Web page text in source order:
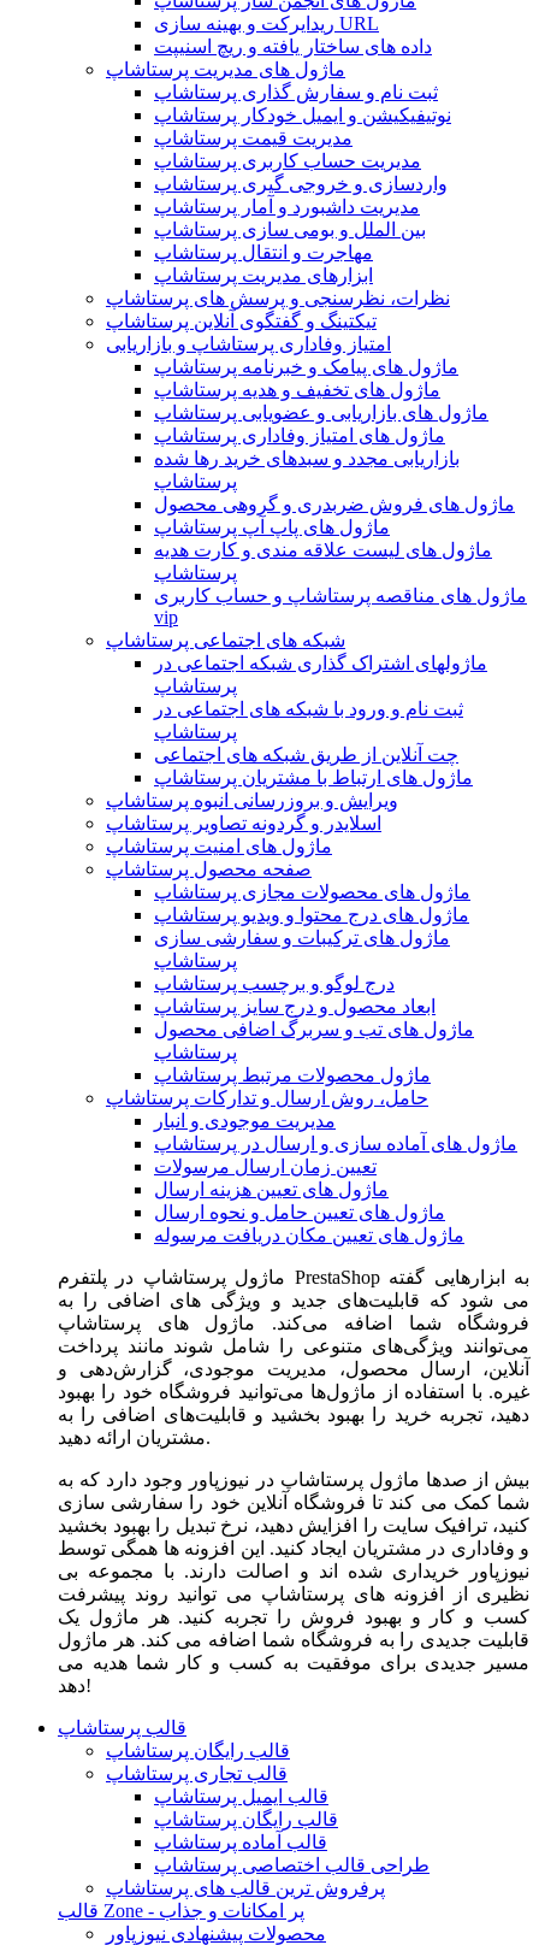
ریدایرکت و بهینه سازی URL
داده های ساختار یافته و ریچ اسنیپت
ماژول های مدیریت پرستاشاپ
ثبت نام و سفارش گذاری پرستاشاپ
نوتیفیکیشن و ایمیل خودکار پرستاشاپ
مدیریت قیمت پرستاشاپ
مدیریت حساب کاربری پرستاشاپ
واردسازی و خروجی گیری پرستاشاپ
مدیریت داشبورد و آمار پرستاشاپ
بین الملل و بومی سازی پرستاشاپ
مهاجرت و انتقال پرستاشاپ
ابزارهای مدیریت پرستاشاپ
نظرات، نظرسنجی و پرسش های پرستاشاپ
تیکتینگ و گفتگوی آنلاین پرستاشاپ
امتیاز وفاداری پرستاشاپ و بازاریابی
ماژول های پیامک و خبرنامه پرستاشاپ
ماژول های تخفیف و هدیه پرستاشاپ
ماژول های بازاریابی و عضویابی پرستاشاپ
ماژول های امتیاز وفاداری پرستاشاپ
بازاریابی مجدد و سبدهای خرید رها شده
پرستاشاپ
ماژول های فروش ضربدری و گروهی محصول
ماژول های پاپ آپ پرستاشاپ
ماژول های لیست علاقه مندی و کارت هدیه
پرستاشاپ
ماژول های مناقصه پرستاشاپ و حساب کاربری
vip
شبکه های اجتماعی پرستاشاپ
ماژولهای اشتراک‌ گذاری شبکه اجتماعی در
پرستاشاپ
ثبت نام و ورود با شبکه های اجتماعی در
پرستاشاپ
چت آنلاین از طریق شبکه های اجتماعی
ماژول های ارتباط با مشتریان پرستاشاپ
ویرایش و بروزرسانی انبوه پرستاشاپ
اسلایدر و گردونه تصاویر پرستاشاپ
ماژول های امنیت پرستاشاپ
صفحه محصول پرستاشاپ
ماژول های محصولات مجازی پرستاشاپ
ماژول های درج محتوا و ویدیو پرستاشاپ
ماژول های ترکیبات و سفارشی سازی
پرستاشاپ
درج لوگو و برچسب پرستاشاپ
ابعاد محصول و درج سایز پرستاشاپ
ماژول های تب و سربرگ اضافی محصول
پرستاشاپ
ماژول محصولات مرتبط پرستاشاپ
حامل، روش ارسال و تدارکات پرستاشاپ
مدیریت موجودی و انبار
ماژول های آماده سازی و ارسال در پرستاشاپ
تعیین زمان ارسال مرسولات
ماژول های تعیین هزینه ارسال
ماژول های تعیین حامل و نحوه ارسال
ماژول های تعیین مکان دریافت مرسوله
ماژول‌ پرستاشاپ در پلتفرم PrestaShop به ابزارهایی گفته
می شود که قابلیت‌های جدید و ویژگی های اضافی را به
فروشگاه شما اضافه می‌کند. ماژول های پرستاشاپ
می‌توانند ویژگی‌های متنوعی را شامل شوند مانند پرداخت
آنلاین، ارسال محصول، مدیریت موجودی، گزارش‌دهی و
غیره. با استفاده از ماژول‌ها می‌توانید فروشگاه خود را بهبود
دهید، تجربه خرید را بهبود بخشید و قابلیت‌های اضافی را به
مشتریان ارائه دهید.
بیش از صدها ماژول پرستاشاپ در نیوزپاور وجود دارد که به
شما کمک می کند تا فروشگاه آنلاین خود را سفارشی سازی
کنید، ترافیک سایت را افزایش دهید، نرخ تبدیل را بهبود بخشید
و وفاداری در مشتریان ایجاد کنید. این افزونه ها همگی توسط
نیوزپاور خریداری شده اند و اصالت دارند. با مجموعه بی
نظیری از افزونه های پرستاشاپ می توانید روند پیشرفت
کسب و کار و بهبود فروش را تجربه کنید. هر ماژول یک
قابلیت جدیدی را به فروشگاه شما اضافه می کند. هر ماژول
مسیر جدیدی برای موفقیت به کسب و کار شما هدیه می
دهد!
قالب پرستاشاپ
قالب رایگان پرستاشاپ
قالب تجاری پرستاشاپ
قالب ایمیل پرستاشاپ
قالب رایگان پرستاشاپ
قالب آماده پرستاشاپ
طراحی قالب اختصاصی پرستاشاپ
پرفروش ترین قالب های پرستاشاپ
قالب Zone - پر امکانات و جذاب
محصولات پیشنهادی نیوزپاور